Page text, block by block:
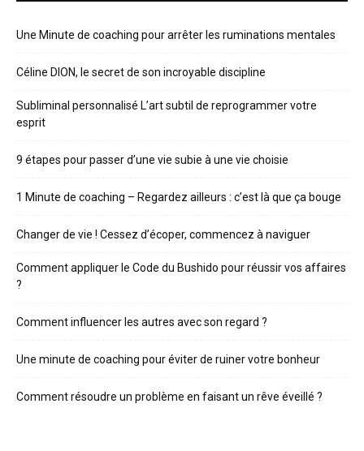
Une Minute de coaching pour arrêter les ruminations mentales
Céline DION, le secret de son incroyable discipline
Subliminal personnalisé L’art subtil de reprogrammer votre
esprit
9 étapes pour passer d’une vie subie à une vie choisie
1 Minute de coaching – Regardez ailleurs : c’est là que ça bouge
Changer de vie ! Cessez d’écoper, commencez à naviguer
Comment appliquer le Code du Bushido pour réussir vos affaires
?
Comment influencer les autres avec son regard ?
Une minute de coaching pour éviter de ruiner votre bonheur
Comment résoudre un problème en faisant un rêve éveillé ?